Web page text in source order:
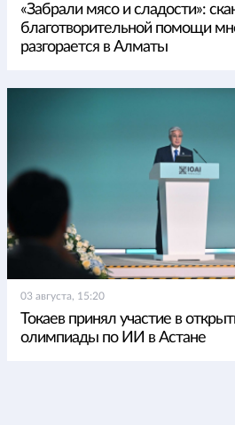
«Забрали мясо и сладости»:
благотворительной помощи
разгорается в Алматы
03 августа, 15:20
Токаев принял участие в
олимпиады по ИИ в Астане